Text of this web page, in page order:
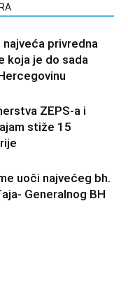
privredna
koja je do sada
ZEPS-a i
stiže 15
uoči najvećeg bh.
Generalnog BH